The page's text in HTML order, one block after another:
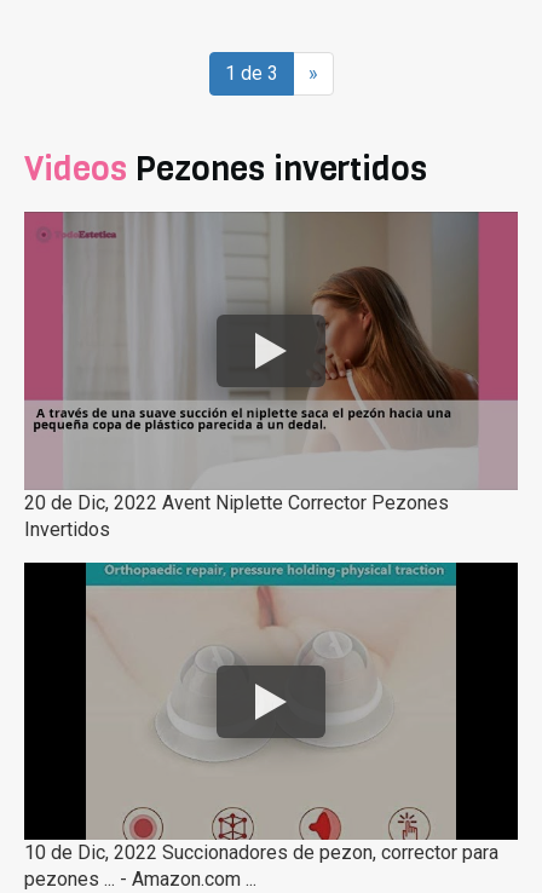
1 de 3 »
Videos Pezones invertidos
20 de Dic, 2022 Avent Niplette Corrector Pezones
Invertidos
10 de Dic, 2022 Succionadores de pezon, corrector para
pezones ... - Amazon.com ...